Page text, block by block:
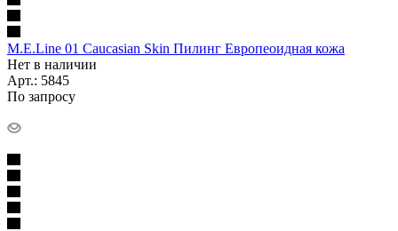
M.E.Line 01 Caucasian Skin Пилинг Европеоидная кожа
Нет в наличии
Арт.: 5845
По запросу